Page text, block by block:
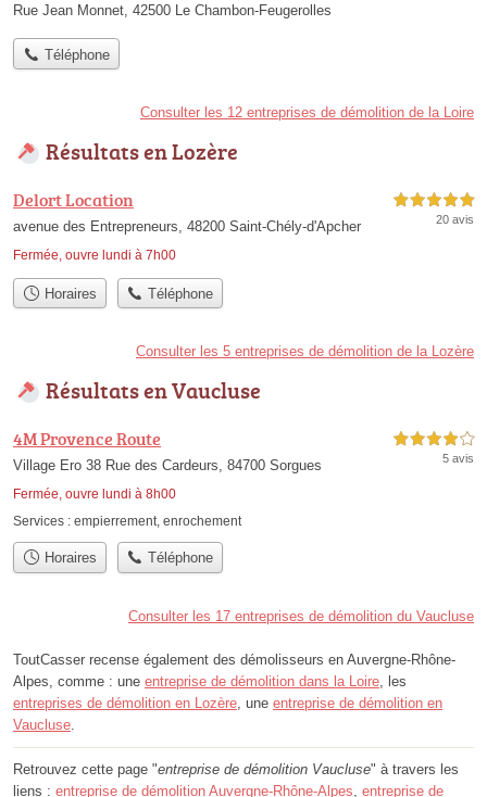
Rue Jean Monnet, 42500 Le Chambon-Feugerolles
Téléphone
Consulter les 12 entreprises de démolition de la Loire
Résultats en Lozère
Delort Location
avenue des Entrepreneurs, 48200 Saint-Chély-d'Apcher
Fermée, ouvre lundi à 7h00
5,0 étoiles sur 5
20 avis
Horaires Téléphone
Consulter les 5 entreprises de démolition de la Lozère
Résultats en Vaucluse
4M Provence Route
Village Ero 38 Rue des Cardeurs, 84700 Sorgues
Fermée, ouvre lundi à 8h00
4,0 étoiles sur 5
5 avis
Services : empierrement, enrochement
Horaires Téléphone
Consulter les 17 entreprises de démolition du Vaucluse
ToutCasser recense également des démolisseurs en Auvergne-Rhône-
Alpes, comme : une entreprise de démolition dans la Loire , les
entreprises de démolition en Lozère , une entreprise de démolition en
Vaucluse
Retrouvez cette page "entreprise de démolition Vaucluse" à travers les
liens : entreprise de démolition Auvergne-Rhône-Alpes entreprise de